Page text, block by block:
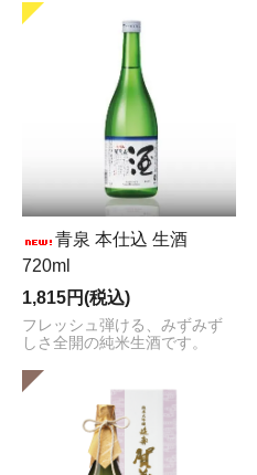
青泉 本仕込 生酒
720ml
1,815円(税込)
フレッシュ弾ける、みずみず
しさ全開の純米生酒です。